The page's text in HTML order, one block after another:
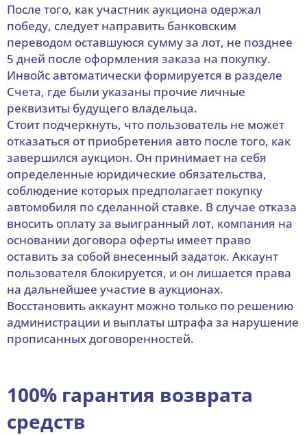
После того, как участник аукциона одержал
победу, следует направить банковским
переводом оставшуюся сумму за лот, не позднее
5 дней после оформления заказа на покупку.
Инвойс автоматически формируется в разделе
Счета, где были указаны прочие личные
реквизиты будущего владельца.
Стоит подчеркнуть, что пользователь не может
отказаться от приобретения авто после того, как
завершился аукцион. Он принимает на себя
определенные юридические обязательства,
соблюдение которых предполагает покупку
автомобиля по сделанной ставке. В случае отказа
вносить оплату за выигранный лот, компания на
основании договора оферты имеет право
оставить за собой внесенный задаток. Аккаунт
пользователя блокируется, и он лишается права
на дальнейшее участие в аукционах.
Восстановить аккаунт можно только по решению
администрации и выплаты штрафа за нарушение
прописанных договоренностей.
100% гарантия возврата
средств